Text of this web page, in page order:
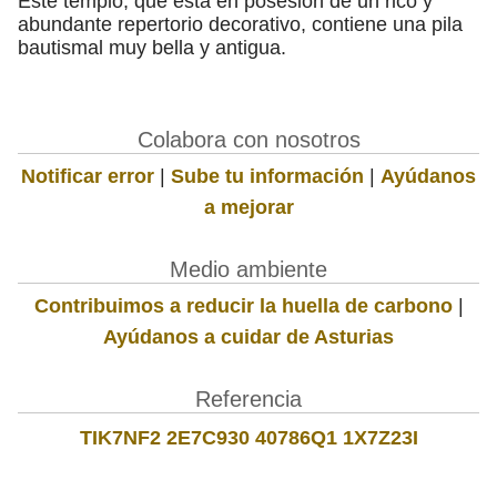
abundante repertorio decorativo, contiene una pila
bautismal muy bella y antigua.
Colabora con nosotros
Notificar error | Sube tu información | Ayúdanos
a mejorar
Medio ambiente
Contribuimos a reducir la huella de carbono|
Ayúdanos a cuidar de Asturias
Referencia
TIK7NF2 2E7C930 40786Q1 1X7Z23I